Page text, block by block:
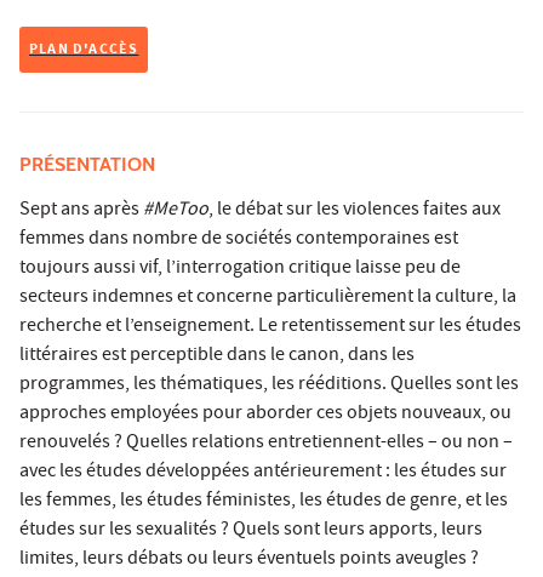
PLAN D'ACCÈS
PRÉSENTATION
Sept ans après#MeToo, le débat sur les violences faites aux
femmes dans nombre de sociétés contemporaines est
toujours aussi vif, l’interrogation critique laisse peu de
secteurs indemnes et concerne particulièrement la culture, la
recherche et l’enseignement. Le retentissement sur les études
littéraires est perceptible dans le canon, dans les
programmes, les thématiques, les rééditions. Quelles sont les
approches employées pour aborder ces objets nouveaux, ou
renouvelés ? Quelles relations entretiennent-elles – ou non –
avec les études développées antérieurement : les études sur
les femmes, les études féministes, les études de genre, et les
études sur les sexualités ? Quels sont leurs apports, leurs
limites, leurs débats ou leurs éventuels points aveugles ?